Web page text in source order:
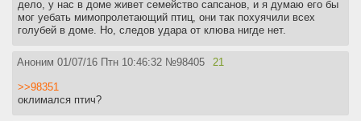
дело, у нас в доме живет семейство сапсанов, и я думаю его бы
мог уебать мимопролетающий птиц, они так похуячили всех
голубей в доме. Но, следов удара от клюва нигде нет.
Аноним 01/07/16 Птн 10:46:32 №98405 21
>>98351
оклимался птич?